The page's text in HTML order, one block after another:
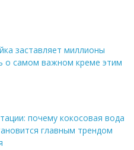
заставляет миллионы
о самом важном креме этим
почему кокосовая вода
главным трендом